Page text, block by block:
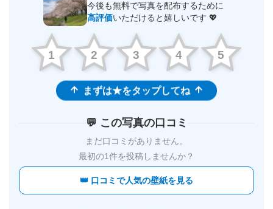
今後も無料で写真を配布するために
高評価いただけると嬉しいです 💖
1 2 3 4 5
まずは★をタップしてね
💬 この写真の口コミ
まだ口コミがありません。
最初の1件を投稿しませんか？
👑 口コミで人気の壁紙を見る